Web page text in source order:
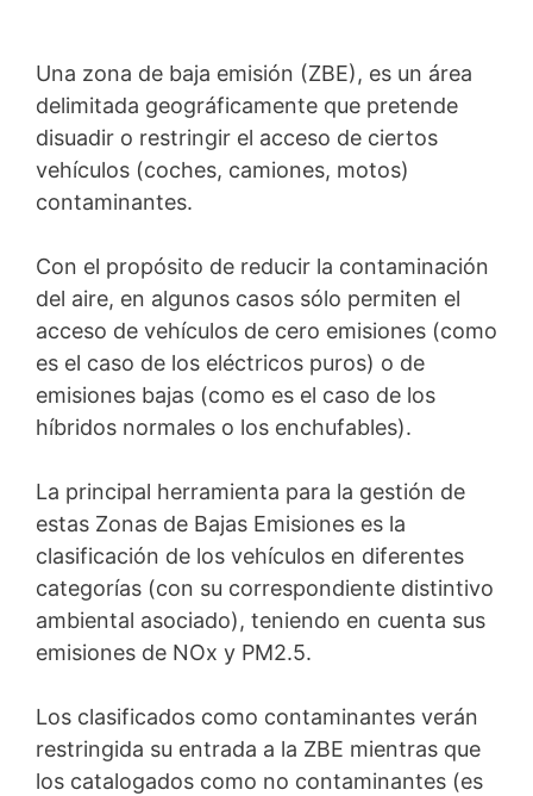
Una zona de baja emisión (ZBE), es un área
delimitada geográficamente que pretende
disuadir o restringir el acceso de ciertos
vehículos (coches, camiones, motos)
contaminantes.
Con el propósito de reducir la contaminación
del aire, en algunos casos sólo permiten el
acceso de vehículos de cero emisiones (como
es el caso de los eléctricos puros) o de
emisiones bajas (como es el caso de los
híbridos normales o los enchufables).
La principal herramienta para la gestión de
estas Zonas de Bajas Emisiones es la
clasificación de los vehículos en diferentes
categorías (con su correspondiente distintivo
ambiental asociado), teniendo en cuenta sus
emisiones de NOx y PM2.5​.
Los clasificados como contaminantes verán
restringida su entrada a la ZBE mientras que
los catalogados como no contaminantes (es